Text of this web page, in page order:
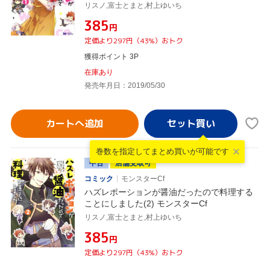
リスノ,富士とまと,村上ゆいち
¥385円
定価より297円（43%）おトク
獲得ポイント 3P
在庫あり
発売年月日：2019/05/30
カートへ追加
巻数を指定して まとめ買いが可能です
中古
店舗受取可
コミック
モンスターCf
ハズレポーションが醤油だったので料理する
ことにしました(2) モンスターCf
リスノ,富士とまと,村上ゆいち
¥385円
定価より297円（43%）おトク